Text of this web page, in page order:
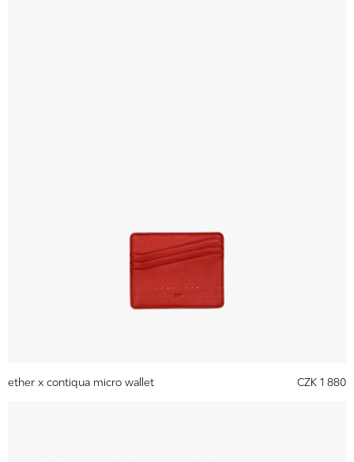
ether x contiqua micro wallet CZK 1 880